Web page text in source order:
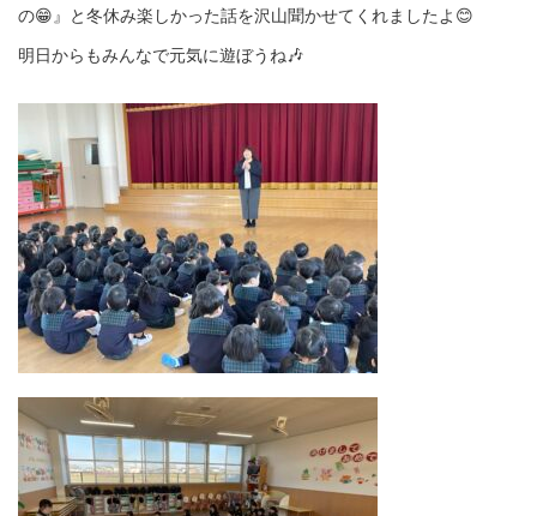
の😁』と冬休み楽しかった話を沢山聞かせてくれましたよ😊
明日からもみんなで元気に遊ぼうね🎶